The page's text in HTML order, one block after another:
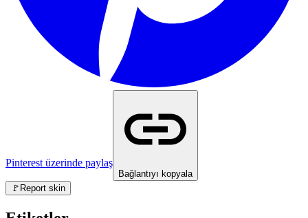
Pinterest üzerinde paylaş
Bağlantıyı kopyala
🚩 Report skin